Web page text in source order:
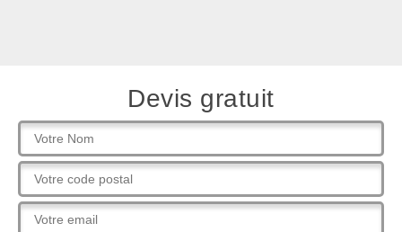
Devis gratuit